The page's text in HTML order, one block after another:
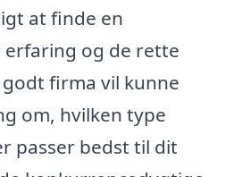
at finde en
erfaring og de rette
firma vil kunne
om, hvilken type
passer bedst til dit